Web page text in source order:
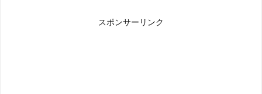
スポンサーリンク